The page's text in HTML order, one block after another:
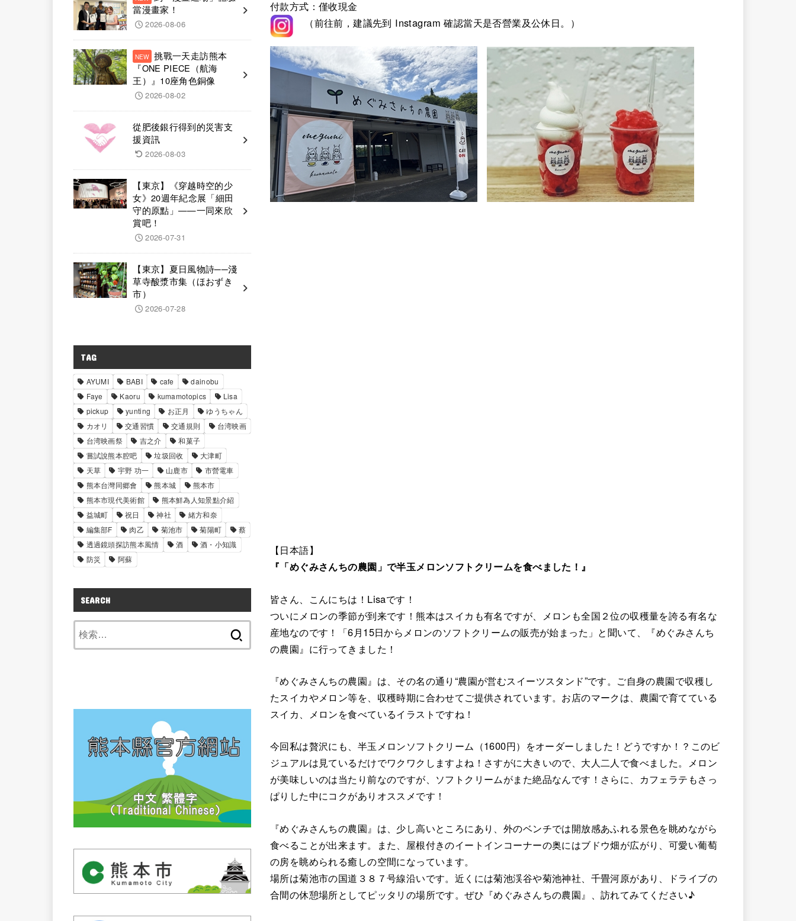
付款方式：僅收現金
（前往前，建議先到 Instagram 確認當天是否營業及公休日。）
【日本語】
『「めぐみさんちの農園」で半玉メロンソフトクリームを食べました！』
皆さん、こんにちは！Lisaです！
ついにメロンの季節が到来です！熊本はスイカも有名ですが、メロンも全国２位の収穫量を誇る有名な
産地なのです！「6月15日からメロンのソフトクリームの販売が始まった」と聞いて、『めぐみさんち
の農園』に行ってきました！
『めぐみさんちの農園』は、その名の通り“農園が営むスイーツスタンド”です。ご自身の農園で収穫し
たスイカやメロン等を、収穫時期に合わせてご提供されています。お店のマークは、農園で育てている
スイカ、メロンを食べているイラストですね！
今回私は贅沢にも、半玉メロンソフトクリーム（1600円）をオーダーしました！どうですか！？このビ
ジュアルは見ているだけでワクワクしますよね！さすがに大きいので、大人二人で食べました。メロン
が美味しいのは当たり前なのですが、ソフトクリームがまた絶品なんです！さらに、カフェラテもさっ
ぱりした中にコクがありオススメです！
『めぐみさんちの農園』は、少し高いところにあり、外のベンチでは開放感あふれる景色を眺めながら
食べることが出来ます。また、屋根付きのイートインコーナーの奥にはブドウ畑が広がり、可愛い葡萄
の房を眺められる癒しの空間になっています。
場所は菊池市の国道３８７号線沿いです。近くには菊池渓谷や菊池神社、千畳河原があり、ドライブの
合間の休憩場所としてピッタリの場所です。ぜひ『めぐみさんちの農園』、訪れてみてください♪
當漫畫家！
2026-08-06
挑戰一天走訪熊本
『ONE PIECE（航海
王）』10座角色銅像
2026-08-02
從肥後銀行得到的災害支
援資訊
2026-08-03
【東京】《穿越時空的少
女》20週年紀念展「細田
守的原點」——一同來欣
賞吧！
2026-07-31
【東京】夏日風物詩──淺
草寺酸漿市集（ほおずき
市）
2026-07-28
TAG
AYUMI BABI cafe
dainobu
Faye
Kaoru kumamotopics
Lisa
pickup
yunting お正月
ゆうちゃん
カオリ
交通習慣 交通規則
台湾映画
台湾映画祭
吉之介
和菓子
嘗試說熊本腔吧
垃圾回收
大津町
天草
宇野 功一 山鹿市
市營電車
熊本台灣同郷會
熊本城
熊本市
熊本市現代美術館
熊本鮮為人知景點介紹
益城町
祝日 神社
緒方和奈
編集部F
肉乙 菊池市 菊陽町
蔡
透過鏡頭探訪熊本風情
酒
酒・小知識
防災
阿蘇
SEARCH